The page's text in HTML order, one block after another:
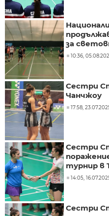
за
10:36,
Сестри
Чанчжоу
17:58,
Сестри
турнир в
14:05,
Сестри